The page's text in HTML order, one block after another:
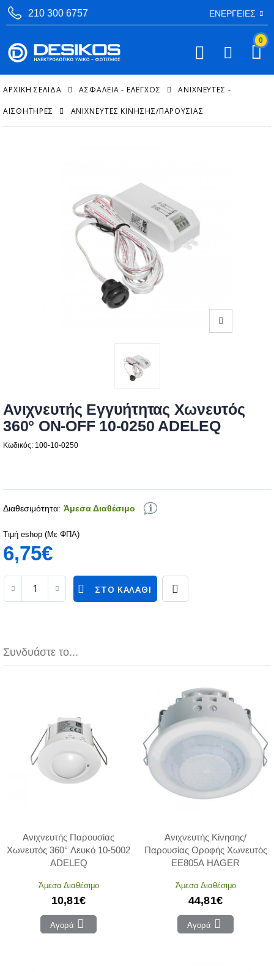
210 300 6757 ΕΝΈΡΓΕΙΕΣ
0
ΑΡΧΙΚΉ ΣΕΛΊΔΑ ΑΣΦΑΛΕΙΑ - ΕΛΕΓΧΟΣ ΑΝΙΧΝΕΥΤΈΣ -
ΑΙΣΘΗΤΉΡΕΣ ΑΝΙΧΝΕΥΤΈΣ ΚΊΝΗΣΗΣ/ΠΑΡΟΥΣΊΑΣ
Ανιχνευτής Εγγυήτητας Χωνευτός
360° ON-OFF 10-0250 ADELEQ
Κωδικός: 100-10-0250
Διαθεσιμότητα: Άμεσα Διαθέσιμο
Τιμή eshop (Με ΦΠΑ)
6,75€
ΣΤΟ ΚΑΛΆΘΙ
Συνδυάστε το...
Ανιχνευτής Παρουσίας
Χωνευτός 360° Λευκό 10-5002
ADELEQ
Άμεσα Διαθέσιμο
10,81€
Αγορά
Ανιχνευτής Κίνησης/
Παρουσίας Οροφής Χωνευτός
EE805A HAGER
Άμεσα Διαθέσιμο
44,81€
Αγορά